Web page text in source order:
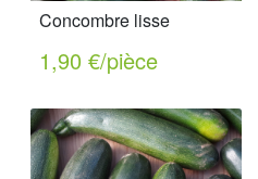
Concombre lisse
1,90 €/pièce